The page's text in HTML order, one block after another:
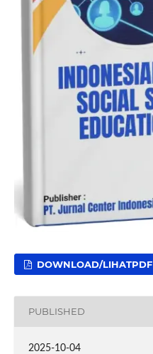
DOWNLOAD/LIHATPDF
PUBLISHED
2025-10-04